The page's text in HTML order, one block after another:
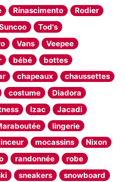
Rinascimento
Rodier
Tod's
Vans
Veepee
bébé
bottes
chapeaux
chaussettes
costume
Diadora
Izac
Jacadi
lingerie
mocassins
Nixon
randonnée
robe
sneakers snowboard